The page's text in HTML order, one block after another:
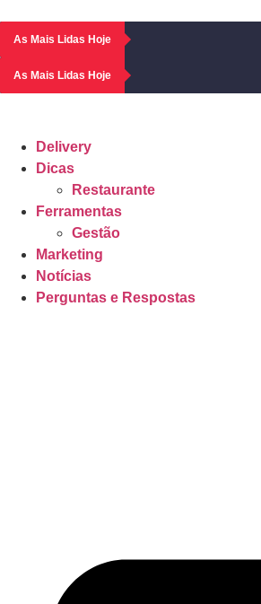
As Mais Lidas Hoje
As Mais Lidas Hoje
Delivery
Dicas
Restaurante
Ferramentas
Gestão
Marketing
Notícias
Perguntas e Respostas